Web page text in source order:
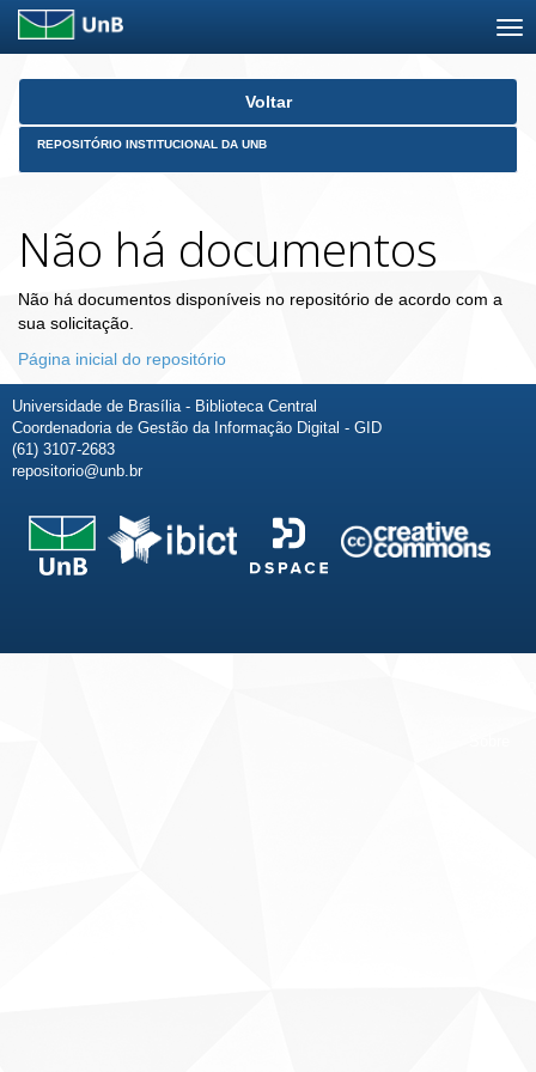
Skip
Voltar
REPOSITÓRIO INSTITUCIONAL DA UNB
Não há documentos
Não há documentos disponíveis no repositório de acordo com a
sua solicitação.
Página inicial do repositório
Universidade de Brasília - Biblioteca Central
Coordenadoria de Gestão da Informação Digital - GID
(61) 3107-2683
repositorio@unb.br